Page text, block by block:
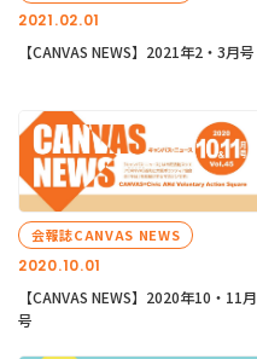
2021.02.01
【CANVAS NEWS】2021年2・3月号
2020.10.01
会報誌CANVAS NEWS
【CANVAS NEWS】2020年10・11月
号